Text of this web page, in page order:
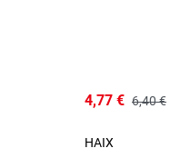
4,77 € 6,40 €
HAIX